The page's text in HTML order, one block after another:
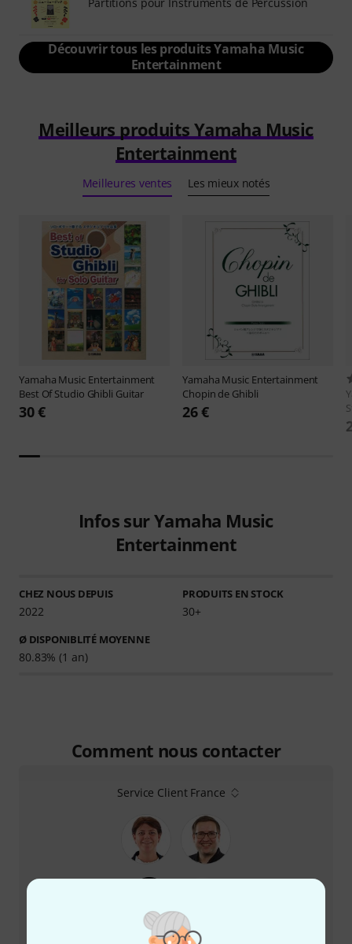
Découvrir tous les produits Yamaha Music
Entertainment
Meilleurs produits Yamaha Music
Entertainment
Meilleures ventes Les mieux notés
Yamaha Music Entertainment
Best Of Studio Ghibli Guitar
30 €
Yamaha Music Entertainment
Chopin de Ghibli
26 €
Infos sur Yamaha Music
Entertainment
CHEZ NOUS DEPUIS
2022
PRODUITS EN STOCK
30+
Ø DISPONIBLITÉ MOYENNE
80.83% (1 an)
Comment nous contacter
Service Client France